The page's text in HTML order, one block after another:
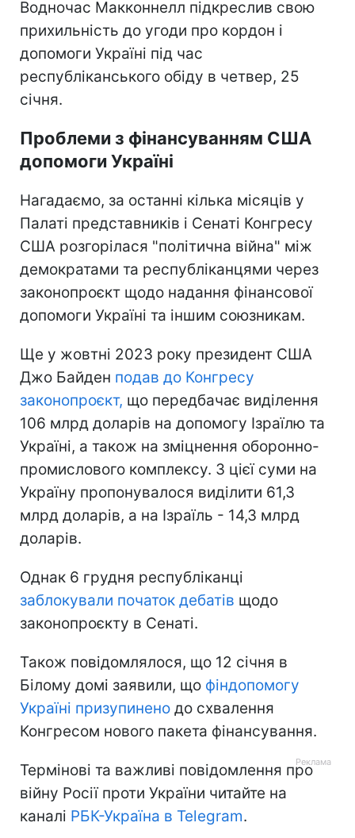
Водночас Макконнелл підкреслив свою
прихильність до угоди про кордон і
допомоги Україні під час
республіканського обіду в четвер, 25
січня.
Проблеми з фінансуванням США
допомоги Україні
Нагадаємо, за останні кілька місяців у
Палаті представників і Сенаті Конгресу
США розгорілася "політична війна" між
демократами та республіканцями через
законопроєкт щодо надання фінансової
допомоги Україні та іншим союзникам.
Ще у жовтні 2023 року президент США
Джо Байден подав до Конгресу
законопроєкт, що передбачає виділення
106 млрд доларів на допомогу Ізраїлю та
Україні, а також на зміцнення оборонно-
промислового комплексу. З цієї суми на
Україну пропонувалося виділити 61,3
млрд доларів, а на Ізраїль - 14,3 млрд
доларів.
Однак 6 грудня республіканці
заблокували початок дебатів щодо
законопроєкту в Сенаті.
Також повідомлялося, що 12 січня в
Білому домі заявили, що фіндопомогу
Україні призупинено до схвалення
Конгресом нового пакета фінансування.
Термінові та важливі повідомлення про
війну Росії проти України читайте на
каналі РБК-Україна в Telegram.